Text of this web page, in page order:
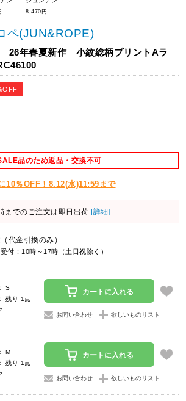
8,470円
ペ(JUN&ROPE)
26年春夏新作 小紋総柄プリントAラ
品のため返品・交換不可
10％OFF！8.12(水)11:59まで
までのご注文は即日出荷 [詳細]
代金引換のみ）
受付：10時～17時（土日祝除く）
S
残り 1点
カートに入れる
お問い合わせ 欲しいものリスト
M
残り 1点
カートに入れる
お問い合わせ 欲しいものリスト